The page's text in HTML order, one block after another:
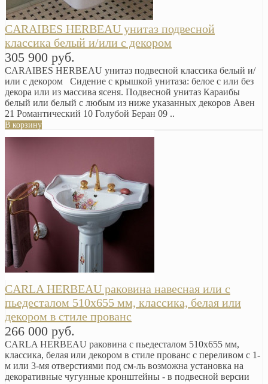
CARAIBES HERBEAU унитаз подвесной
классика белый и/или с декором
305 900 руб.
CARAIBES HERBEAU унитаз подвесной классика белый и/
или с декором Сидение с крышкой унитаза: белое с или без
декора или из массива ясеня. Подвесной унитаз Караибы
белый или белый с любым из ниже указанных декоров Авен
21 Романтический 10 Голубой Беран 09 ..
В корзину
CARLA HERBEAU раковина навесная или с
пьедесталом 510х655 мм, классика, белая или
декором в стиле прованс
266 000 руб.
CARLA HERBEAU раковина с пьедесталом 510х655 мм,
классика, белая или декором в стиле прованс с переливом с 1-
м или 3-мя отверстиями под см-ль возможна установка на
декоративные чугунные кронштейны - в подвесной версии